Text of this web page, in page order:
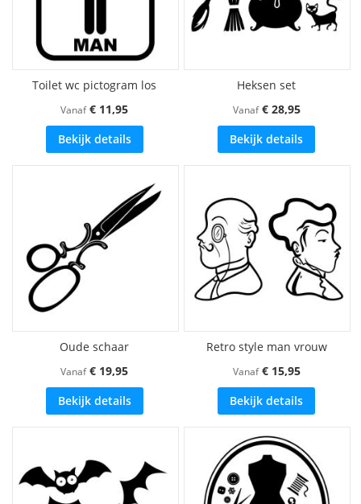
Toilet wc pictogram los
Vanaf € 11,95
Bekijk details
Heksen set
Vanaf € 28,95
Bekijk details
Oude schaar
Vanaf € 19,95
Bekijk details
Retro style man vrouw
Vanaf € 15,95
Bekijk details